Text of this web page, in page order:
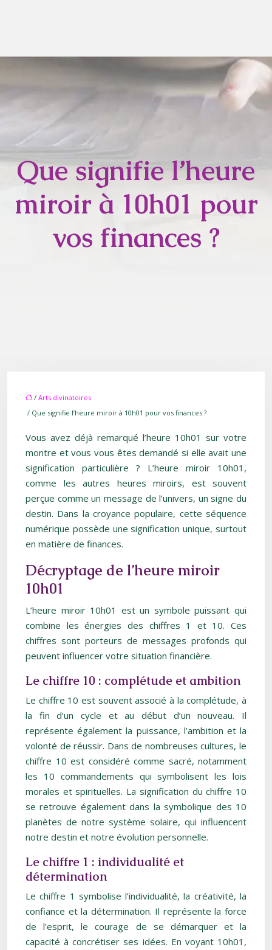
Que signifie l’heure
miroir à 10h01 pour
vos finances ?
/ Arts divinatoires
/ Que signifie l’heure miroir à 10h01 pour vos finances ?
Vous avez déjà remarqué l’heure 10h01 sur votre
montre et vous vous êtes demandé si elle avait une
signification particulière ? L’heure miroir 10h01,
comme les autres heures miroirs, est souvent
perçue comme un message de l’univers, un signe du
destin. Dans la croyance populaire, cette séquence
numérique possède une signification unique, surtout
en matière de finances.
Décryptage de l’heure miroir
10h01
L’heure miroir 10h01 est un symbole puissant qui
combine les énergies des chiffres 1 et 10. Ces
chiffres sont porteurs de messages profonds qui
peuvent influencer votre situation financière.
Le chiffre 10 : complétude et ambition
Le chiffre 10 est souvent associé à la complétude, à
la fin d’un cycle et au début d’un nouveau. Il
représente également la puissance, l’ambition et la
volonté de réussir. Dans de nombreuses cultures, le
chiffre 10 est considéré comme sacré, notamment
les 10 commandements qui symbolisent les lois
morales et spirituelles. La signification du chiffre 10
se retrouve également dans la symbolique des 10
planètes de notre système solaire, qui influencent
notre destin et notre évolution personnelle.
Le chiffre 1 : individualité et
détermination
Le chiffre 1 symbolise l’individualité, la créativité, la
confiance et la détermination. Il représente la force
de l’esprit, le courage de se démarquer et la
capacité à concrétiser ses idées. En voyant 10h01,